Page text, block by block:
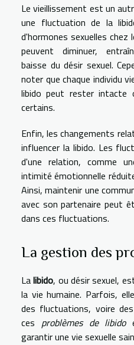
Le vieillissement est un
une fluctuation de la
d'hormones sexuelles
peuvent diminuer,
baisse du désir sexuel.
noter que chaque individu
libido peut rester intacte
certains.
Enfin, les changements
influencer la libido. Les
d'une relation, comme
intimité émotionnelle
Ainsi, maintenir une
avec son partenaire peut
dans ces fluctuations.
La gestion des
Lalibido, ou désir sexuel,
la vie humaine. Parfois,
des fluctuations, voire
ces problèmes de libido
garantir une vie sexuelle